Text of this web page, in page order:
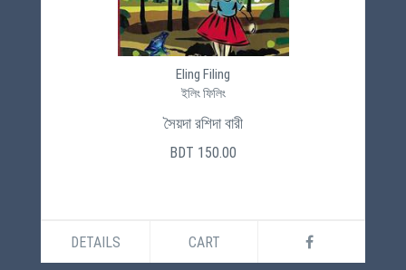
Eling Filing
ইলিং ফিলিং
সৈয়দা রশিদা বারী
BDT 150.00
DETAILS CART